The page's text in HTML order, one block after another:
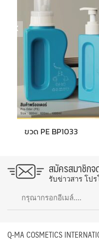
ขวด PE BP1033
สมัครสมาชิกจ
รับข่าวสาร โป
Q-MA COSMETICS